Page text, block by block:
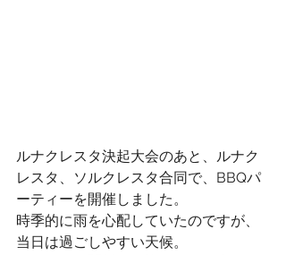
ルナクレスタ決起大会のあと、ルナク
レスタ、ソルクレスタ合同で、BBQパ
ーティーを開催しました。
時季的に雨を心配していたのですが、
当日は過ごしやすい天候。